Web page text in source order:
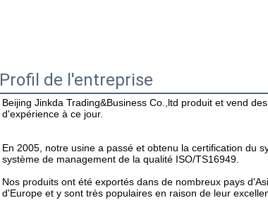
Profil de l'entreprise
Beijing Jinkda Trading&Business Co.,ltd produit et vend
d'expérience à ce jour.
En 2005, notre usine a passé et obtenu la certification du
système de management de la qualité ISO/TS16949.
Nos produits ont été exportés dans de nombreux pays
d'Europe et y sont très populaires en raison de leur